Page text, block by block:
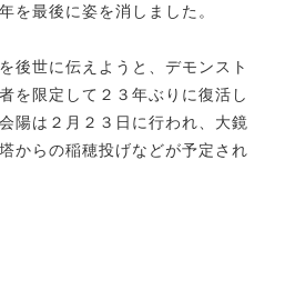
を最後に姿を消しました。
後世に伝えようと、デモンスト
を限定して２３年ぶりに復活し
陽は２月２３日に行われ、大鏡
からの稲穂投げなどが予定され